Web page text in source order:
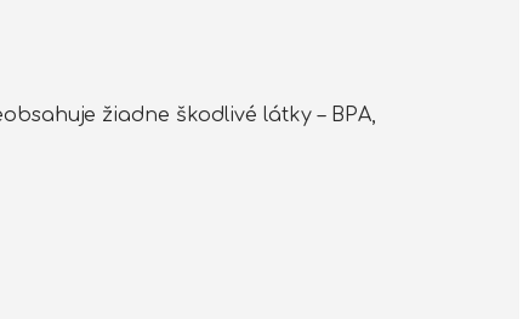
žiadne škodlivé látky – BPA,